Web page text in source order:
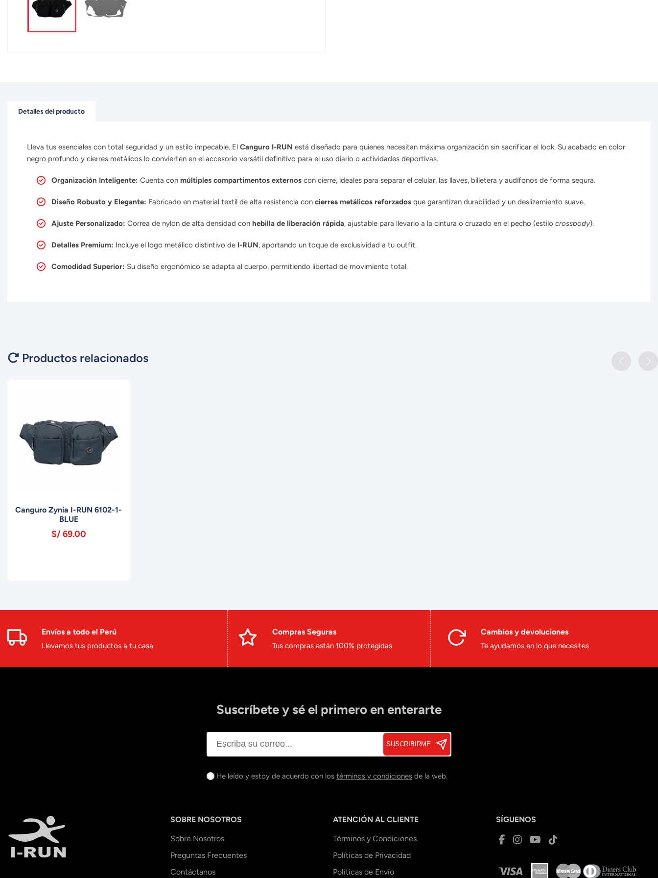
Detalles del producto
Lleva tus esenciales con total seguridad y un estilo impecable. El Canguro I-RUN está diseñado para quienes necesitan máxima organización sin sacrificar el look. Su acabado en color
negro profundo y cierres metálicos lo convierten en el accesorio versátil definitivo para el uso diario o actividades deportivas.
Organización Inteligente: Cuenta con múltiples compartimentos externos con cierre, ideales para separar el celular, las llaves, billetera y audífonos de forma segura.
Diseño Robusto y Elegante: Fabricado en material textil de alta resistencia con cierres metálicos reforzados que garantizan durabilidad y un deslizamiento suave.
Ajuste Personalizado: Correa de nylon de alta densidad con hebilla de liberación rápida, ajustable para llevarlo a la cintura o cruzado en el pecho (estilo crossbody).
Detalles Premium: Incluye el logo metálico distintivo de I-RUN, aportando un toque de exclusividad a tu outfit.
Comodidad Superior: Su diseño ergonómico se adapta al cuerpo, permitiendo libertad de movimiento total.
Productos relacionados
Canguro Zynia I-RUN 6102-1-
BLUE
S/ 69.00
Envíos a todo el Perú
Llevamos tus productos a tu casa
Compras Seguras
Tus compras están 100% protegidas
Cambios y devoluciones
Te ayudamos en lo que necesites
Suscríbete y sé el primero en enterarte
SUSCRIBIRME
He leído y estoy de acuerdo con los términos y condiciones de la web.
SOBRE NOSOTROS
Sobre Nosotros
Preguntas Frecuentes
Contáctanos
ATENCIÓN AL CLIENTE
Términos y Condiciones
Políticas de Privacidad
Políticas de Envío
SÍGUENOS